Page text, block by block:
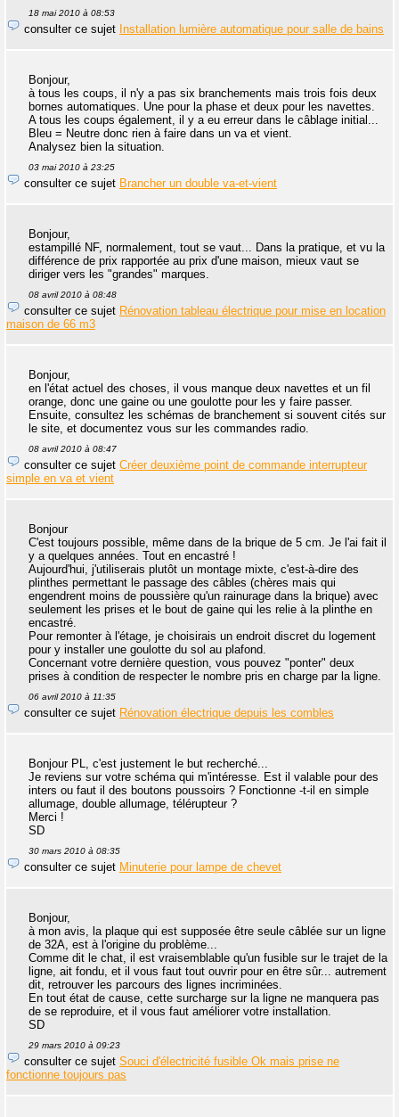
18 mai 2010 à 08:53
consulter ce sujet Installation lumière automatique pour salle de bains
Bonjour,
à tous les coups, il n'y a pas six branchements mais trois fois deux
bornes automatiques. Une pour la phase et deux pour les navettes.
A tous les coups également, il y a eu erreur dans le câblage initial...
Bleu = Neutre donc rien à faire dans un va et vient.
Analysez bien la situation.
03 mai 2010 à 23:25
consulter ce sujet Brancher un double va-et-vient
Bonjour,
estampillé NF, normalement, tout se vaut... Dans la pratique, et vu la
différence de prix rapportée au prix d'une maison, mieux vaut se
diriger vers les "grandes" marques.
08 avril 2010 à 08:48
consulter ce sujet Rénovation tableau électrique pour mise en location
maison de 66 m3
Bonjour,
en l'état actuel des choses, il vous manque deux navettes et un fil
orange, donc une gaine ou une goulotte pour les y faire passer.
Ensuite, consultez les schémas de branchement si souvent cités sur
le site, et documentez vous sur les commandes radio.
08 avril 2010 à 08:47
consulter ce sujet Créer deuxième point de commande interrupteur
simple en va et vient
Bonjour
C'est toujours possible, même dans de la brique de 5 cm. Je l'ai fait il
y a quelques années. Tout en encastré !
Aujourd'hui, j'utiliserais plutôt un montage mixte, c'est-à-dire des
plinthes permettant le passage des câbles (chères mais qui
engendrent moins de poussière qu'un rainurage dans la brique) avec
seulement les prises et le bout de gaine qui les relie à la plinthe en
encastré.
Pour remonter à l'étage, je choisirais un endroit discret du logement
pour y installer une goulotte du sol au plafond.
Concernant votre dernière question, vous pouvez "ponter" deux
prises à condition de respecter le nombre pris en charge par la ligne.
06 avril 2010 à 11:35
consulter ce sujet Rénovation électrique depuis les combles
Bonjour PL, c'est justement le but recherché...
Je reviens sur votre schéma qui m'intéresse. Est il valable pour des
inters ou faut il des boutons poussoirs ? Fonctionne -t-il en simple
allumage, double allumage, télérupteur ?
Merci !
SD
30 mars 2010 à 08:35
consulter ce sujet Minuterie pour lampe de chevet
Bonjour,
à mon avis, la plaque qui est supposée être seule câblée sur un ligne
de 32A, est à l'origine du problème...
Comme dit le chat, il est vraisemblable qu'un fusible sur le trajet de la
ligne, ait fondu, et il vous faut tout ouvrir pour en être sûr... autrement
dit, retrouver les parcours des lignes incriminées.
En tout état de cause, cette surcharge sur la ligne ne manquera pas
de se reproduire, et il vous faut améliorer votre installation.
SD
29 mars 2010 à 09:23
consulter ce sujet Souci d'électricité fusible Ok mais prise ne
fonctionne toujours pas